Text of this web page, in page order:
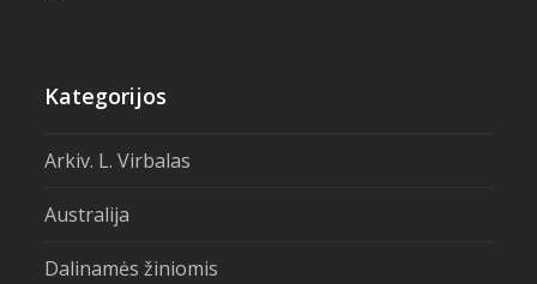
Kategorijos
Arkiv. L. Virbalas
Australija
Dalinamės žiniomis